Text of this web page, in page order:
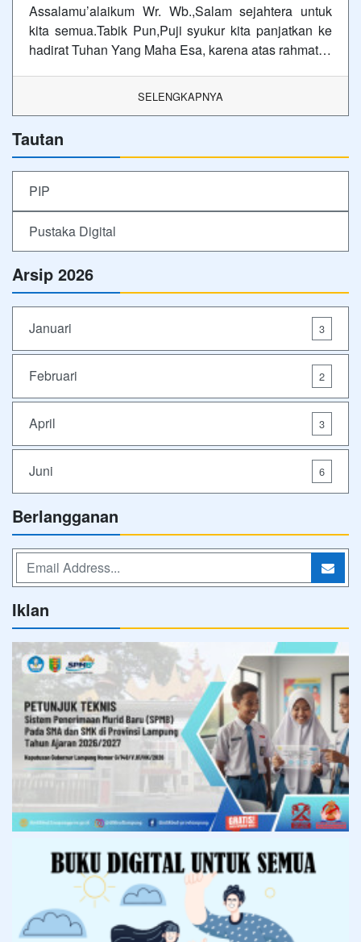
Assalamu’alaikum Wr. Wb.,Salam sejahtera untuk
kita semua.Tabik Pun,Puji syukur kita panjatkan ke
hadirat Tuhan Yang Maha Esa, karena atas rahmat…
SELENGKAPNYA
Tautan
PIP
Pustaka Digital
Arsip 2026
Januari 3
Februari 2
April 3
Juni 6
Berlangganan
Iklan